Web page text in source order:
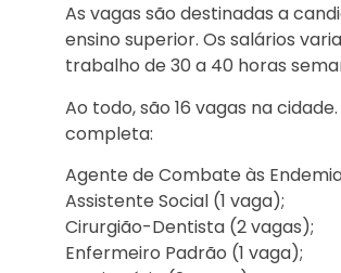
As vagas são destinadas a
ensino superior. Os salários
trabalho de 30 a 40 horas
Ao todo, são 16 vagas na
completa:
Agente de Combate às
Assistente Social (1 vaga);
Cirurgião-Dentista (2 vagas);
Enfermeiro Padrão (1 vaga);